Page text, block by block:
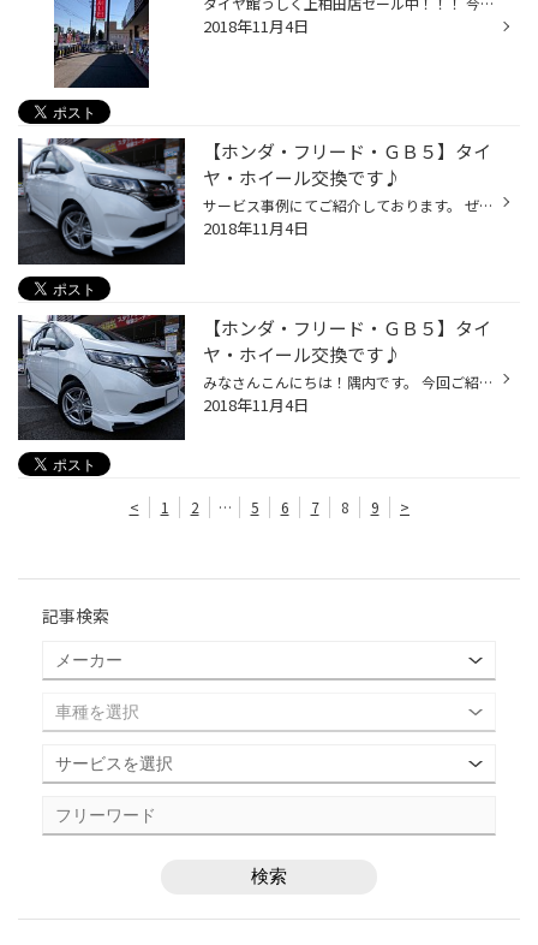
2018年11月4日
【ホンダ・フリード・ＧＢ５】タイ
ヤ・ホイール交換です♪
サービス事例にてご紹介しております。 ぜひご覧ください！
2018年11月4日
【ホンダ・フリード・ＧＢ５】タイ
ヤ・ホイール交換です♪
みなさんこんにちは！隅内です。 今回ご紹介するお車はこちら！ T様がお乗りのホンダ・フリードです。 なんと、この日納車されたばかりの新車！！ピカピカです。 羨ましい！！ という事で、この日の為に以前からタイヤ・アルミホイールのご予約を頂いておりました。 選んで頂いたのは・・・ 【タイ...
2018年11月4日
< 1 2 … 5 6 7 8 9 >
記事検索